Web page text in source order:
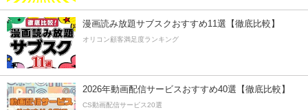
漫画読み放題サブスクおすすめ11選【徹底比較】
オリコン顧客満足度ランキング
2026年動画配信サービスおすすめ40選【徹底比較】
CS動画配信サービス20選